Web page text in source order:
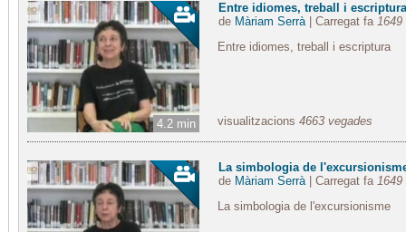
4.2 min
Entre idiomes, treball i escriptura
de Màriam Serrà| Carregat fa 1649
Entre idiomes, treball i escriptura
visualitzacions 4663 vegades
La simbologia de
de Màriam Serrà| Carregat fa 1649
La simbologia de l'excursionisme